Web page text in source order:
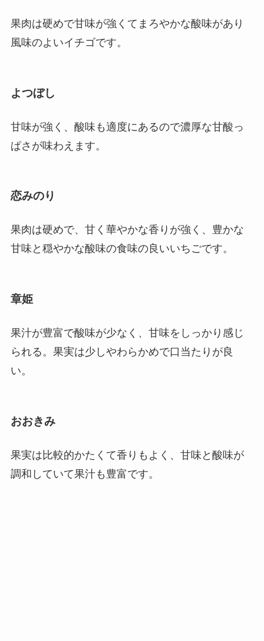
果肉は硬めで甘味が強くてまろやかな酸味があり
風味のよいイチゴです。
よつぼし
甘味が強く、酸味も適度にあるので濃厚な甘酸っ
ぱさが味わえます。
恋みのり
果肉は硬めで、甘く華やかな香りが強く、豊かな
甘味と穏やかな酸味の食味の良いいちごです。
章姫
果汁が豊富で酸味が少なく、甘味をしっかり感じ
られる。果実は少しやわらかめで口当たりが良
い。
おおきみ
果実は比較的かたくて香りもよく、甘味と酸味が
調和していて果汁も豊富です。